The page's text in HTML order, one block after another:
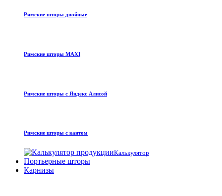
Римские шторы двойные
Римские шторы MAXI
Римские шторы с Яндекс Алисой
Римские шторы с кантом
Калькулятор
Портьерные шторы
Карнизы